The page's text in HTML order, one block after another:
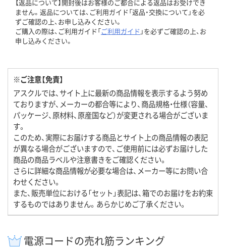
【返品について】開封後はお客様のご都合による返品はお受けでき
ません。返品については、ご利用ガイド「返品・交換について」を必
ずご確認の上、お申し込みください。
ご購入の際は、ご利用ガイド「ご利用ガイド 」を必ずご確認の上、お
申し込みください。
※ご注意【免責】
アスクルでは、サイト上に最新の商品情報を表示するよう努め
ておりますが、メーカーの都合等により、商品規格・仕様（容量、
パッケージ、原材料、原産国など）が変更される場合がございま
す。
このため、実際にお届けする商品とサイト上の商品情報の表記
が異なる場合がございますので、ご使用前には必ずお届けした
商品の商品ラベルや注意書きをご確認ください。
さらに詳細な商品情報が必要な場合は、メーカー等にお問い合
わせください。
また、販売単位における「セット」表記は、箱でのお届けをお約束
するものではありません。あらかじめご了承ください。
電源コードの売れ筋ランキング